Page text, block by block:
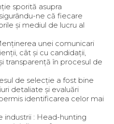
sporită asupra
ne că fiecare
și mediul de lucru al
unei comunicari
cât și cu candidații,
transparență în procesul de
de selecție a fost bine
detaliate și evaluări
identificarea celor mai
: Head-hunting